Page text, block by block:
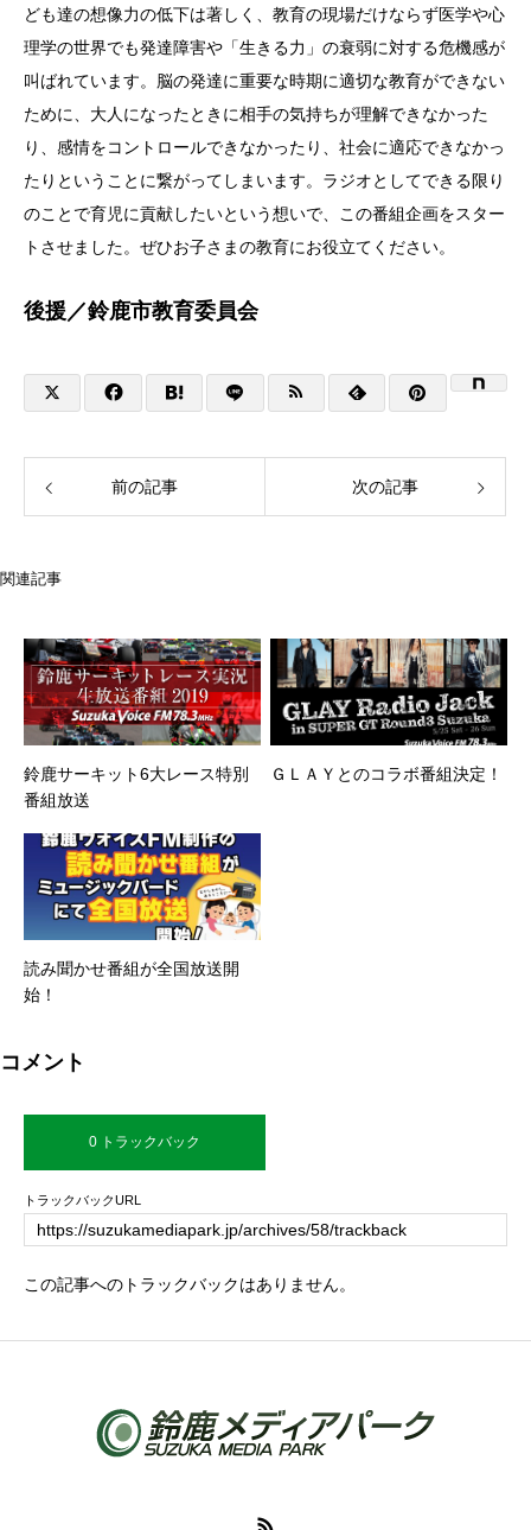
ども達の想像力の低下は著しく、教育の現場だけならず医学や心
理学の世界でも発達障害や「生きる力」の衰弱に対する危機感が
叫ばれています。脳の発達に重要な時期に適切な教育ができない
ために、大人になったときに相手の気持ちが理解できなかった
り、感情をコントロールできなかったり、社会に適応できなかっ
たりということに繋がってしまいます。ラジオとしてできる限り
のことで育児に貢献したいという想いで、この番組企画をスター
トさせました。ぜひお子さまの教育にお役立てください。
後援／鈴鹿市教育委員会
前の記事 次の記事
関連記事
鈴鹿サーキット6大レース特別
番組放送
ＧＬＡＹとのコラボ番組決定！
読み聞かせ番組が全国放送開
始！
コメント
0 トラックバック
トラックバックURL
この記事へのトラックバックはありません。